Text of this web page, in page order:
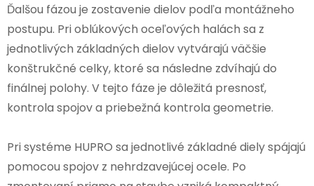
Ďalšou fázou je zostavenie dielov podľa montážneho
postupu. Pri oblúkových oceľových halách sa z
jednotlivých základných dielov vytvárajú väčšie
konštrukčné celky, ktoré sa následne zdvíhajú do
finálnej polohy. V tejto fáze je dôležitá presnosť,
kontrola spojov a priebežná kontrola geometrie.
Pri systéme HUPRO sa jednotlivé základné diely spájajú
pomocou spojov z nehrdzavejúcej ocele. Po